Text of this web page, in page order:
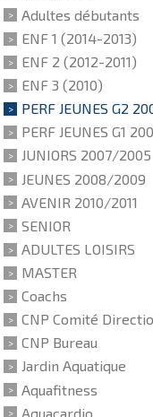
Adultes débutants
ENF 1 (2014-2013)
ENF 2 (2012-2011)
ENF 3 (2010)
PERF JEUNES G2
PERF JEUNES G1
JUNIORS 2007/2005
JEUNES 2008/2009
AVENIR 2010/2011
SENIOR
ADULTES LOISIRS
MASTER
Coachs
CNP Comité
CNP Bureau
Jardin Aquatique
Aquafitness
Aquacardio